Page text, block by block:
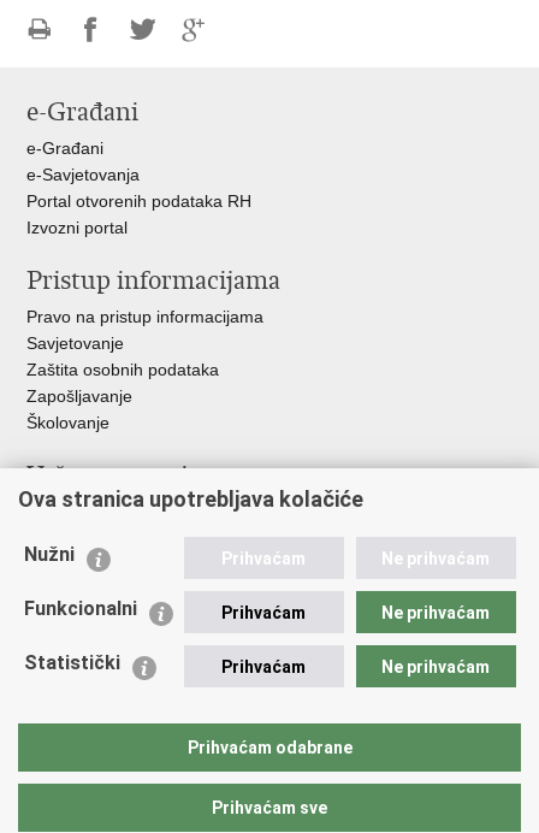
FacebookuTwitteru
e-Građani
e-Građani
e-Savjetovanja
Portal otvorenih podataka RH
Izvozni portal
Pristup informacijama
Pravo na pristup informacijama
Savjetovanje
Zaštita osobnih podataka
Zapošljavanje
Školovanje
Važne poveznice
Ministarstvo unutarnjih poslova
Udruge
Policijska akademija
Zaklada policijske solidarnosti
Vučetić"
Ova stranica upotrebljava kolačiće
Nužni Prihvaćam Ne prihvaćam
Funkcionalni Prihvaćam Ne prihvaćam
Statistički Prihvaćam Ne prihvaćam
Prihvaćam odabrane
Prihvaćam sve